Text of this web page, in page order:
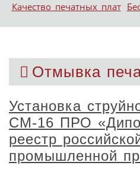
Качество печатных плат
Отмывка
Установка
СМ-16 ПРО
реестр
промышленной